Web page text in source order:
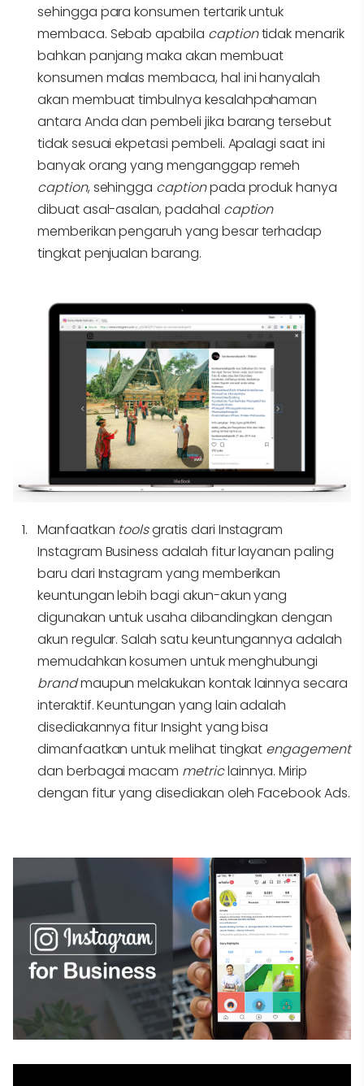
sehingga para konsumen tertarik untuk
membaca. Sebab apabila captiontidak menarik
bahkan panjang maka akan membuat
konsumen malas membaca, hal ini hanyalah
akan membuat timbulnya kesalahpahaman
antara Anda dan pembeli jika barang tersebut
tidak sesuai ekpetasi pembeli. Apalagi saat ini
banyak orang yang menganggap remeh
caption, sehingga captionpada produk hanya
dibuat asal-asalan, padahal caption
memberikan pengaruh yang besar terhadap
tingkat penjualan barang.
Manfaatkan toolsgratis dari Instagram
Instagram Business adalah fitur layanan paling
baru dari Instagram yang memberikan
keuntungan lebih bagi akun-akun yang
digunakan untuk usaha dibandingkan dengan
akun regular. Salah satu keuntungannya adalah
memudahkan kosumen untuk menghubungi
brandmaupun melakukan kontak lainnya secara
interaktif. Keuntungan yang lain adalah
disediakannya fitur Insight yang bisa
dimanfaatkan untuk melihat tingkat engagement
dan berbagai macam metriclainnya. Mirip
dengan fitur yang disediakan oleh Facebook Ads.